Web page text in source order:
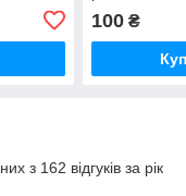
100₴
з 162 відгуків за рік